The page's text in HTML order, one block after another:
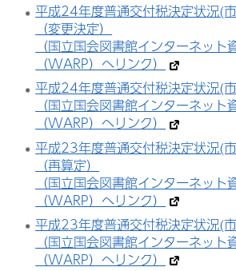
平成24年度普通交付税決定状況(
（変更決定）
（国立国会図書館インターネット
（WARP）へリンク）
平成24年度普通交付税決定状況(
（国立国会図書館インターネット
（WARP）へリンク）
平成23年度普通交付税決定状況(
（再算定）
（国立国会図書館インターネット
（WARP）へリンク）
平成23年度普通交付税決定状況(
（国立国会図書館インターネット
（WARP）へリンク）